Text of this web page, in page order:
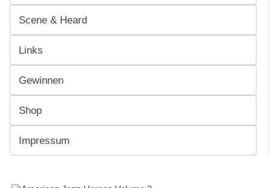
Scene & Heard
Links
Gewinnen
Shop
Impressum